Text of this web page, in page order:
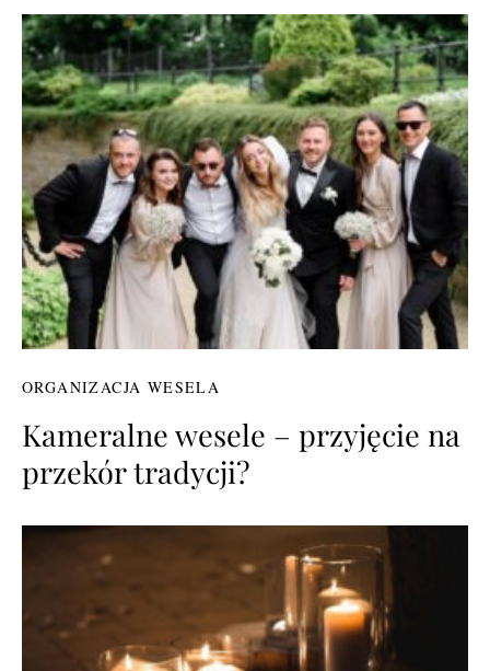
ORGANIZACJA WESELA
Kameralne wesele – przyjęcie na
przekór tradycji?